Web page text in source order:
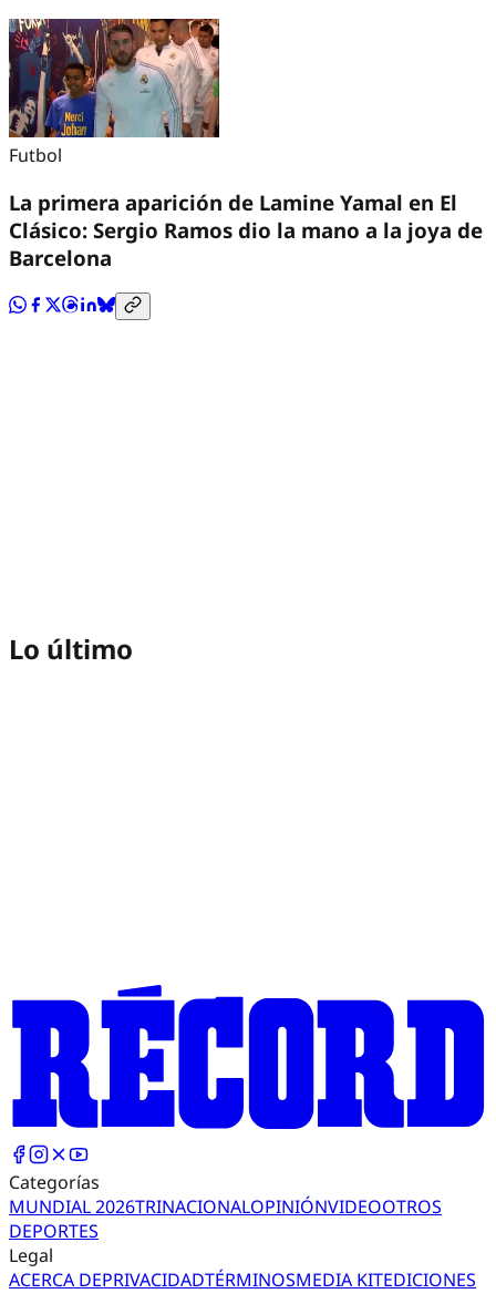
Futbol
La primera aparición de Lamine Yamal en El
Clásico: Sergio Ramos dio la mano a la joya de
Barcelona
Lo último
Categorías
MUNDIAL 2026TRINACIONALOPINIÓNVIDEOOTROS
DEPORTES
Legal
ACERCA DEPRIVACIDADTÉRMINOSMEDIA KITEDICIONES